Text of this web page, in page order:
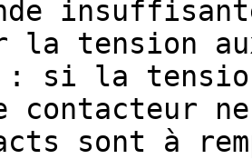
la tension
: si la
contacteur
sont à